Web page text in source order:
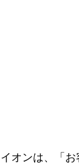
イオンは、「